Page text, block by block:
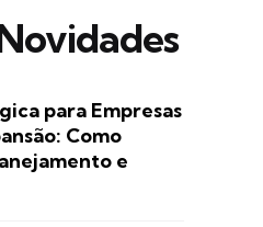
para Empresas
Como
e